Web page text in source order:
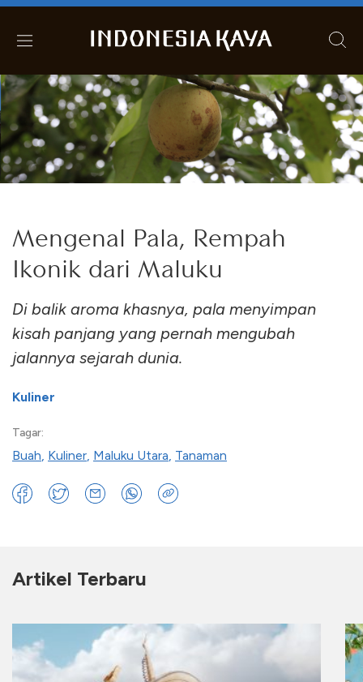
Mengenal Pala, Rempah
Ikonik dari Maluku
Di balik aroma khasnya, pala menyimpan
kisah panjang yang pernah mengubah
jalannya sejarah dunia.
Kuliner
Tagar:
Buah, Kuliner, Maluku Utara, Tanaman
Artikel Terbaru